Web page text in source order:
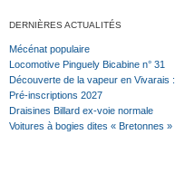
DERNIÈRES ACTUALITÉS
Mécénat populaire
Locomotive Pinguely Bicabine n° 31
Découverte de la vapeur en Vivarais :
Pré-inscriptions 2027
Draisines Billard ex-voie normale
Voitures à bogies dites « Bretonnes »